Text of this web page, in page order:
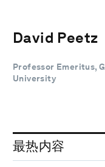
David Peetz
Professor Emeritus,
University
最热内容